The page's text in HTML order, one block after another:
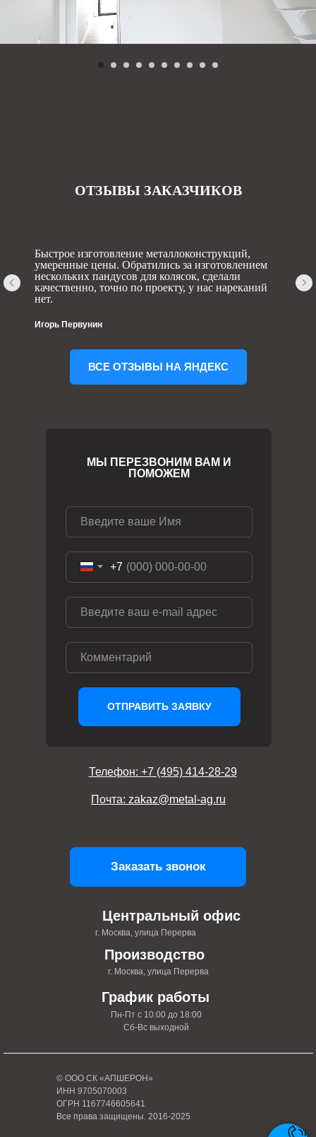
ОТЗЫВЫ ЗАКАЗЧИКОВ
Быстрое изготовление металлоконструкций,
умеренные цены. Обратились за изготовлением
нескольких пандусов для колясок, сделали
качественно, точно по проекту, у нас нареканий
нет.
Игорь Первунин
ВСЕ ОТЗЫВЫ НА ЯНДЕКС
© ООО СК «АПШЕРОН»
ИНН 9705070003
ОГРН 1167746605641
Все права защищены. 2016-2025
+7
ОТПРАВИТЬ ЗАЯВКУ
МЫ ПЕРЕЗВОНИМ ВАМ И
ПОМОЖЕМ
Центральный офис
г. Москва, улица Перерва
График работы
Пн-Пт с 10:00 до 18:00
Сб-Вс выходной
Производство
г. Москва, улица Перерва
Телефон: +7 (495) 414-28-29
Почта: zakaz@metal-ag.ru
Заказать звонок